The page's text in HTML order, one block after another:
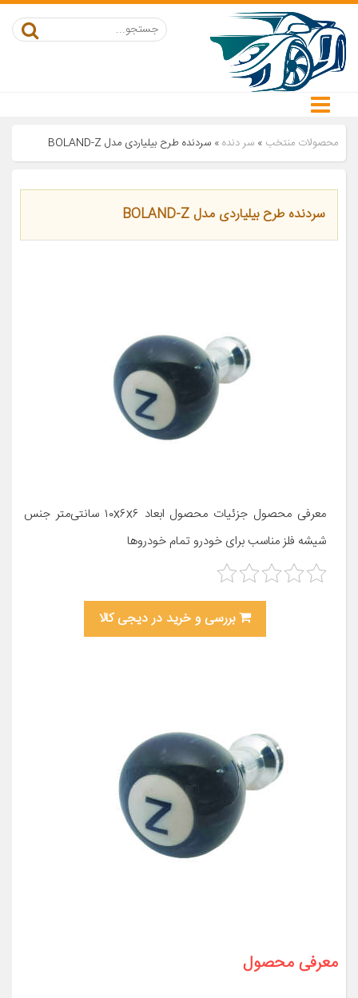
محصولات منتخب » سر دنده» سردنده طرح بیلیاردی مدل BOLAND-Z
سردنده طرح بیلیاردی مدل BOLAND-Z
معرفی محصول جزئیات محصول ابعاد ۱۰x۶x۶ سانتی‌متر جنس
شیشه فلز مناسب برای خودرو تمام خودروها
بررسی و خرید در دیجی کالا
معرفی محصول